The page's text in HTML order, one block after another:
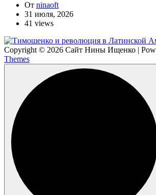
От ninaoft
31 июля, 2026
41 views
Copyright © 2026 Сайт Нины Ищенко |
Themes